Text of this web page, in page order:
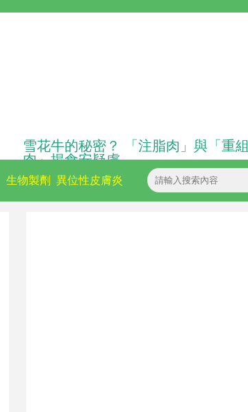
雪花牛的秘密？ 「注脂肉」與「重
肉」揭食安疑慮
異位性皮膚炎
生物製劑